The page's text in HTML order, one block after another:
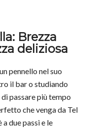
Brezza
deliziosa
pennello nel suo
il bar o studiando
passare più tempo
che venga da Tel
due passi e le